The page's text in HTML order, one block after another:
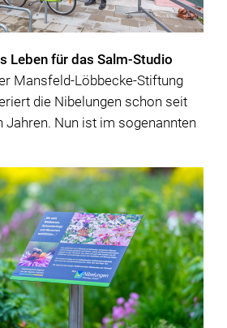
Leben für das Salm-Studio
Mansfeld-Löbbecke-Stiftung
die Nibelungen schon seit
Jahren. Nun ist im sogenannten